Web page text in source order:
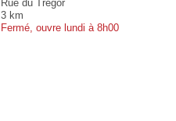
Rue du Trégor
3 km
Fermé, ouvre lundi à 8h00